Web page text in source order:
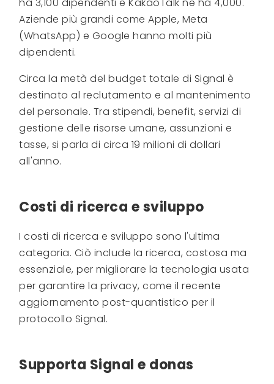
Aziende più grandi come Apple, Meta
(WhatsApp) e Google hanno molti più
dipendenti.
Circa la metà del budget totale di Signal è
destinato al reclutamento e al mantenimento
del personale. Tra stipendi, benefit, servizi di
gestione delle risorse umane, assunzioni e
tasse, si parla di circa 19 milioni di dollari
all'anno.
Costi di ricerca e sviluppo
I costi di ricerca e sviluppo sono l'ultima
categoria. Ciò include la ricerca, costosa ma
essenziale, per migliorare la tecnologia usata
per garantire la privacy, come il recente
aggiornamento post-quantistico per il
protocollo Signal.
Supporta Signal e donas